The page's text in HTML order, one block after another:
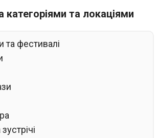
категоріями та локаціями
та фестивалі